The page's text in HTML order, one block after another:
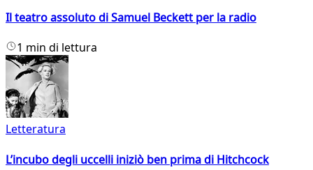
Il teatro assoluto di Samuel Beckett per la radio
1 min di lettura
Letteratura
L’incubo degli uccelli iniziò ben prima di Hitchcock